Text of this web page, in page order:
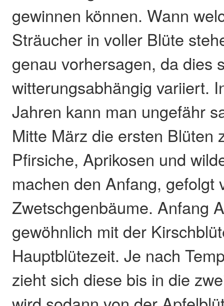
gewinnen können. Wann
Sträucher in voller Blüte
genau vorhersagen, da dies
witterungsabhängig variiert.
Jahren kann man ungefähr
Mitte März die ersten Blüten
Pfirsiche, Aprikosen und
machen den Anfang, gefolgt
Zwetschgenbäume. Anfang
gewöhnlich mit der
Hauptblütezeit. Je nach
zieht sich diese bis in die